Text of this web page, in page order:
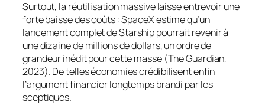
Surtout, la réutilisation massive laisse entrevoir une
forte baisse des coûts : SpaceX estime qu’un
lancement complet deStarshippourrait revenir à
une dizaine de millions de dollars, un ordre de
grandeur inédit pour cette masse (The Guardian,
2023). De telles économies crédibilisent enfin
l’argument financier longtemps brandi par les
sceptiques.